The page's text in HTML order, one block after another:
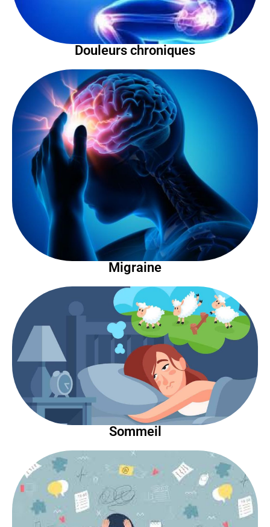
Douleurs chroniques
Migraine
Sommeil